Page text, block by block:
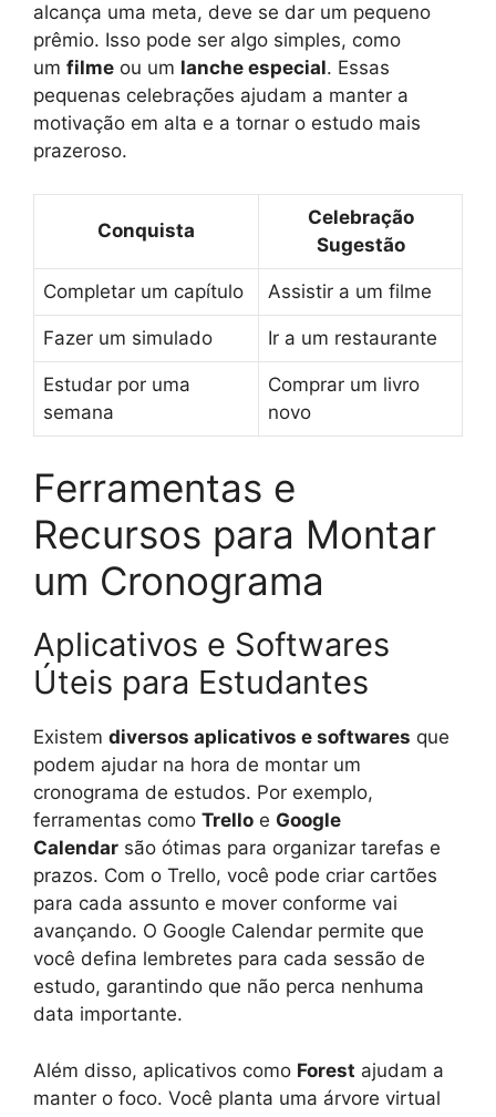
alcança uma meta, deve se dar um pequeno
prêmio. Isso pode ser algo simples, como
um filme ou um lanche especial. Essas
pequenas celebrações ajudam a manter a
motivação em alta e a tornar o estudo mais
prazeroso.
Conquista
Celebração
Sugestão
Completar um capítulo Assistir a um filme
Fazer um simulado Ir a um restaurante
Estudar por uma
semana
Comprar um livro
novo
Ferramentas e
Recursos para Montar
um Cronograma
Aplicativos e Softwares
Úteis para Estudantes
Existem diversos aplicativos e softwares que
podem ajudar na hora de montar um
cronograma de estudos. Por exemplo,
ferramentas como Trello e Google
Calendar são ótimas para organizar tarefas e
prazos. Com o Trello, você pode criar cartões
para cada assunto e mover conforme vai
avançando. O Google Calendar permite que
você defina lembretes para cada sessão de
estudo, garantindo que não perca nenhuma
data importante.
Além disso, aplicativos como Forest ajudam a
manter o foco. Você planta uma árvore virtual